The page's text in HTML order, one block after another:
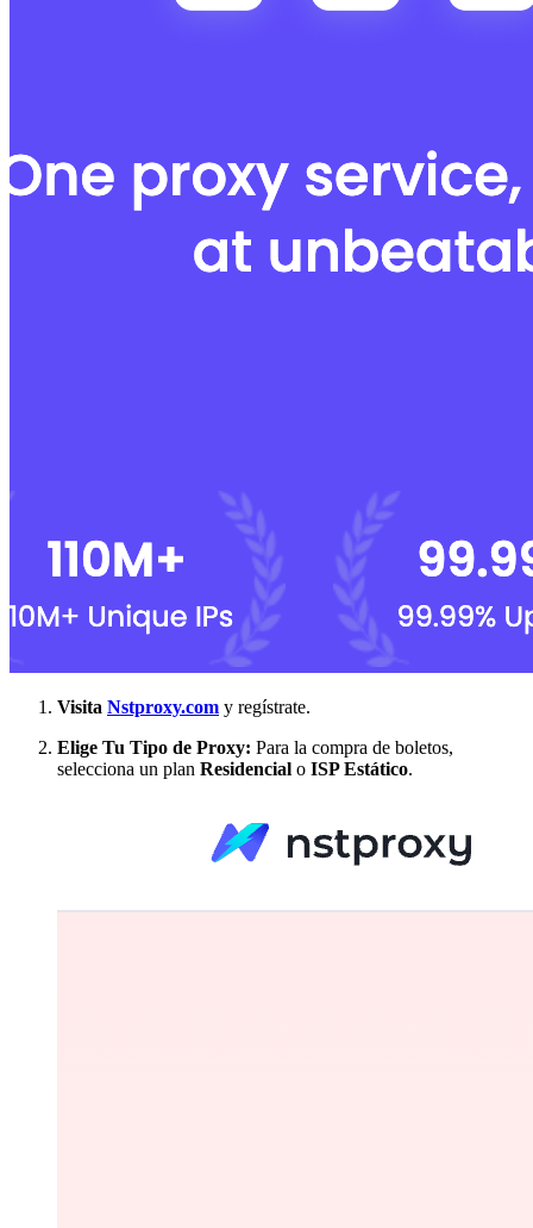
Visita Nstproxy.com y regístrate.
Elige Tu Tipo de Proxy: Para la compra de boletos,
selecciona un plan Residencial o ISP Estático.